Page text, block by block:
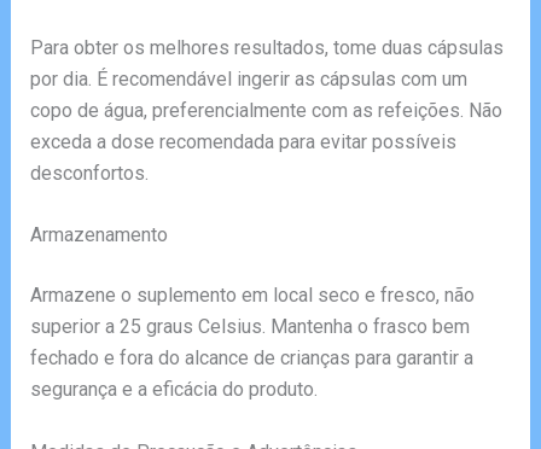
Para obter os melhores resultados, tome duas cápsulas
por dia. É recomendável ingerir as cápsulas com um
copo de água, preferencialmente com as refeições. Não
exceda a dose recomendada para evitar possíveis
desconfortos.
Armazenamento
Armazene o suplemento em local seco e fresco, não
superior a 25 graus Celsius. Mantenha o frasco bem
fechado e fora do alcance de crianças para garantir a
segurança e a eficácia do produto.